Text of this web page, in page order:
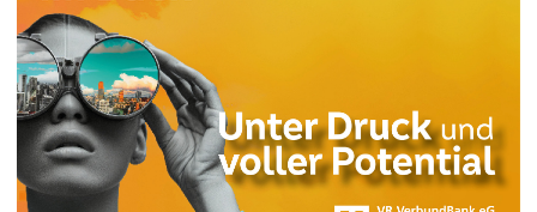
Ulrichstein
Wartenberg
Schwalm
Fulda
Gießen